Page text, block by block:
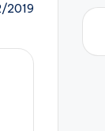
2019